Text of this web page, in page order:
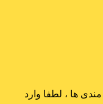
ها ، لطفا وارد